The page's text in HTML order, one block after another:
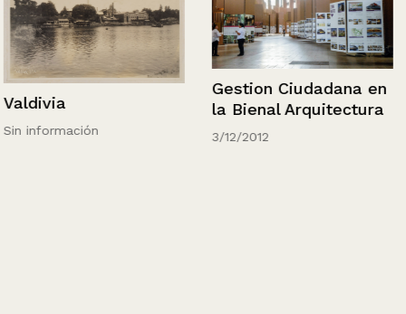
Valdivia
Sin información
Gestion Ciudadana en
la Bienal Arquitectura
3/12/2012